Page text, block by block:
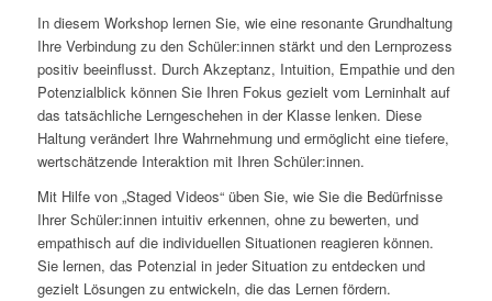
In diesem Workshop lernen Sie, wie eine resonante Grundhaltung
Ihre Verbindung zu den Schüler:innen stärkt und den Lernprozess
positiv beeinflusst. Durch Akzeptanz, Intuition, Empathie und den
Potenzialblick können Sie Ihren Fokus gezielt vom Lerninhalt auf
das tatsächliche Lerngeschehen in der Klasse lenken. Diese
Haltung verändert Ihre Wahrnehmung und ermöglicht eine tiefere,
wertschätzende Interaktion mit Ihren Schüler:innen.
Mit Hilfe von „Staged Videos“ üben Sie, wie Sie die Bedürfnisse
Ihrer Schüler:innen intuitiv erkennen, ohne zu bewerten, und
empathisch auf die individuellen Situationen reagieren können.
Sie lernen, das Potenzial in jeder Situation zu entdecken und
gezielt Lösungen zu entwickeln, die das Lernen fördern.